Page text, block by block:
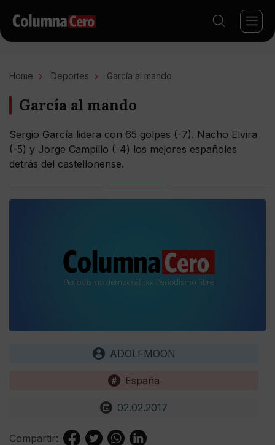
Home Deportes García al mando
García al mando
Sergio García lidera con 65 golpes (-7). Nacho Elvira
(-5) y Jorge Campillo (-4) los mejores españoles
detrás del castellonense.
ADOLFMOON
España
02.02.2017
Compartir: